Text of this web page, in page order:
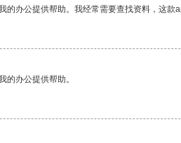
的办公提供帮助。我经常需要查找资料，这款
的办公提供帮助。